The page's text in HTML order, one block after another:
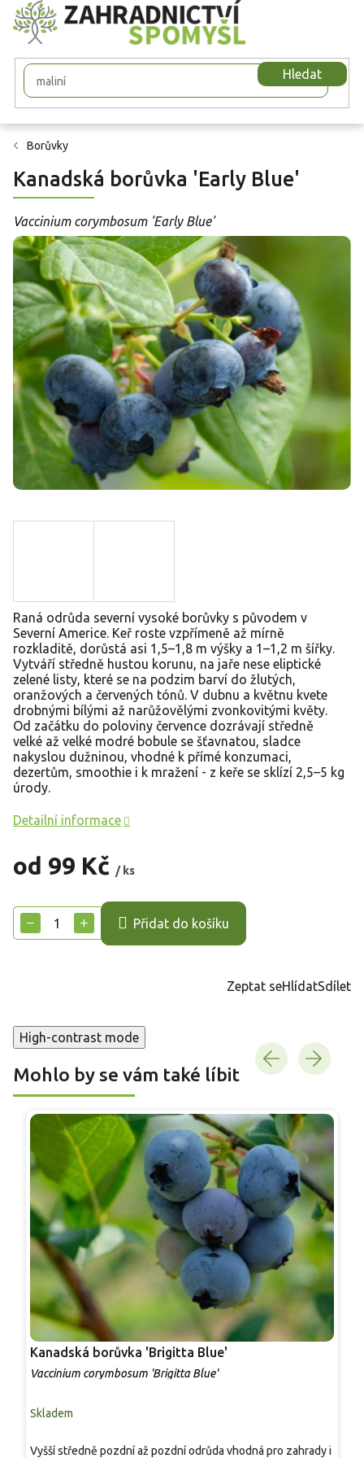
Přejít
na
obsah
Hledat
Borůvky
Kanadská borůvka 'Early Blue'
Vaccinium corymbosum 'Early Blue'
od 99 Kč / ks
cena:
+
− Přidat do košíku
Raná odrůda severní vysoké borůvky s původem v
Severní Americe. Keř roste vzpřímeně až mírně
rozkladitě, dorůstá asi 1,5–1,8 m výšky a 1–1,2 m šířky.
Vytváří středně hustou korunu, na jaře nese eliptické
zelené listy, které se na podzim barví do žlutých,
oranžových a červených tónů. V dubnu a květnu kvete
drobnými bílými až narůžovělými zvonkovitými květy.
Od začátku do poloviny července dozrávají středně
velké až velké modré bobule se šťavnatou, sladce
nakyslou dužninou, vhodné k přímé konzumaci,
dezertům, smoothie i k mražení - z keře se sklízí 2,5–5 kg
úrody.
Detailní informace
Zeptat seHlídatSdílet
High-contrast mode
Mohlo by se vám také líbit
Kanadská borůvka 'Brigitta Blue'
Vaccinium corymbosum 'Brigitta Blue'
Skladem
Vyšší středně pozdní až pozdní odrůda vhodná pro zahrady i